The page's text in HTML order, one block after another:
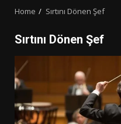
Home Sırtını Dönen Şef
Sırtını Dönen Şef